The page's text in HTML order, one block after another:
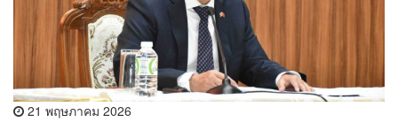
21 พฤษภาคม 2026